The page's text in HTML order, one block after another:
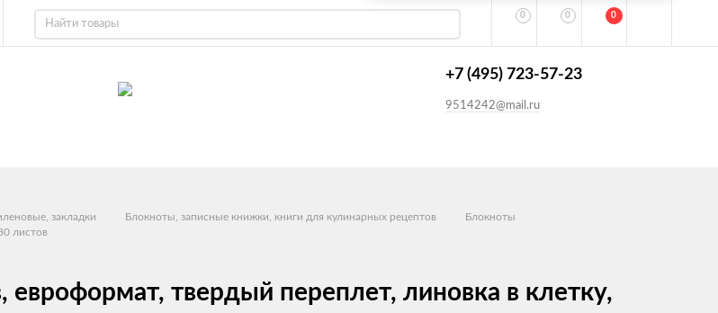
0 0 0
+7 (495) 723-57-23
9514242@mail.ru
закладки Блокноты, записные книжки, книги для кулинарных рецептов
Блокноты
листов
евроформат, твердый переплет, линовка в клетку,